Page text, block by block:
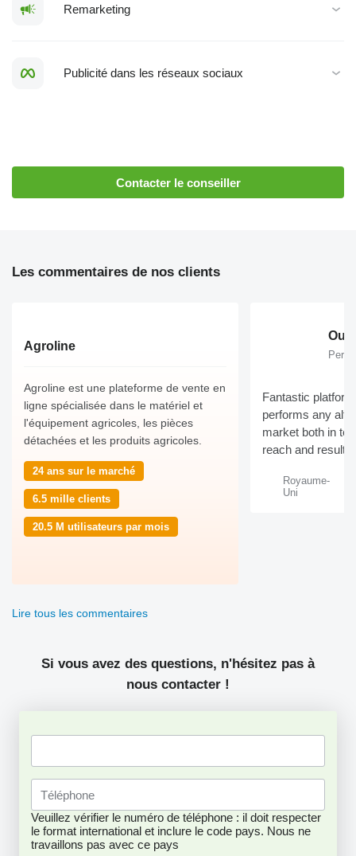
Remarketing
Publicité dans les réseaux sociaux
Contacter le conseiller
Les commentaires de nos clients
Lire tous les commentaires
Agroline
Agroline est une plateforme de vente en
ligne spécialisée dans le matériel et
l'équipement agricoles, les pièces
détachées et les produits agricoles.
24 ans sur le marché
6.5 mille clients
20.5 M utilisateurs par mois
Fantastic
performs any
market both in
reach and results
Royaume-
Uni
Si vous avez des questions, n'hésitez pas à
nous contacter !
Veuillez vérifier le numéro de téléphone : il doit respecter
le format international et inclure le code pays. Nous ne
travaillons pas avec ce pays